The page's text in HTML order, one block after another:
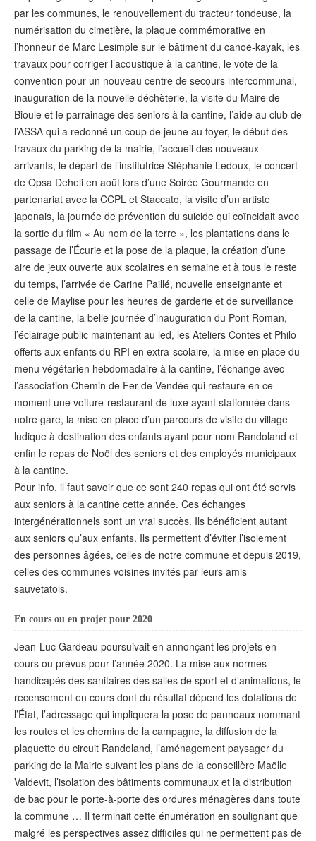
par les communes, le renouvellement du tracteur tondeuse, la
numérisation du cimetière, la plaque commémorative en
l’honneur de Marc Lesimple sur le bâtiment du canoë-kayak, les
travaux pour corriger l’acoustique à la cantine, le vote de la
convention pour un nouveau centre de secours intercommunal,
inauguration de la nouvelle déchèterie, la visite du Maire de
Bioule et le parrainage des seniors à la cantine, l’aide au club de
l’ASSA qui a redonné un coup de jeune au foyer, le début des
travaux du parking de la mairie, l’accueil des nouveaux
arrivants, le départ de l’institutrice Stéphanie Ledoux, le concert
de Opsa Deheli en août lors d’une Soirée Gourmande en
partenariat avec la CCPL et Staccato, la visite d’un artiste
japonais, la journée de prévention du suicide qui coïncidait avec
la sortie du film « Au nom de la terre », les plantations dans le
passage de l’Écurie et la pose de la plaque, la création d’une
aire de jeux ouverte aux scolaires en semaine et à tous le reste
du temps, l’arrivée de Carine Paillé, nouvelle enseignante et
celle de Maylise pour les heures de garderie et de surveillance
de la cantine, la belle journée d’inauguration du Pont Roman,
l’éclairage public maintenant au led, les Ateliers Contes et Philo
offerts aux enfants du RPI en extra-scolaire, la mise en place du
menu végétarien hebdomadaire à la cantine, l’échange avec
l’association Chemin de Fer de Vendée qui restaure en ce
moment une voiture-restaurant de luxe ayant stationnée dans
notre gare, la mise en place d’un parcours de visite du village
ludique à destination des enfants ayant pour nom Randoland et
enfin le repas de Noël des seniors et des employés municipaux
à la cantine.
Pour info, il faut savoir que ce sont 240 repas qui ont été servis
aux seniors à la cantine cette année. Ces échanges
intergénérationnels sont un vrai succès. Ils bénéficient autant
aux seniors qu’aux enfants. Ils permettent d’éviter l’isolement
des personnes âgées, celles de notre commune et depuis 2019,
celles des communes voisines invités par leurs amis
sauvetatois.
En cours ou en projet pour 2020
Jean-Luc Gardeau poursuivait en annonçant les projets en
cours ou prévus pour l’année 2020. La mise aux normes
handicapés des sanitaires des salles de sport et d’animations, le
recensement en cours dont du résultat dépend les dotations de
l’État, l’adressage qui impliquera la pose de panneaux nommant
les routes et les chemins de la campagne, la diffusion de la
plaquette du circuit Randoland, l’aménagement paysager du
parking de la Mairie suivant les plans de la conseillère Maëlle
Valdevit, l’isolation des bâtiments communaux et la distribution
de bac pour le porte-à-porte des ordures ménagères dans toute
la commune … Il terminait cette énumération en soulignant que
malgré les perspectives assez difficiles qui ne permettent pas de